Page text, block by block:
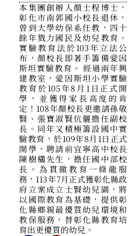
本集團創辦人顏士程博士，
彰化市南郭國小校長退休，
曾到大學幼保系任教，四十
餘年戮力國民及幼兒教育。
實驗教育法於103年立法公
布，顏校長即著手籌備愛因
斯坦實驗教育。 經過兩年興
建教室，愛因斯坦小學實驗
教育於105年8月1日正式開
學，並獲得家長高度的肯
定！108年顏校長更邀請孫敬
賢、張寶淑賢伉儷擔任副校
長。同年又積極籌設國中實
驗教育，於109年8月1日正式
開學，聘請前宜寧高中校長
陳樹欉先生，擔任國中部校
長。為貫徹教育一條龍服
務，113年7月正式獲彰化縣政
府立案成立士賢幼兒園，將
以國際教育為基礎，提供彰
化縣鄉親最優質幼兒環境和
教保服務，替彰化縣教育培
育出更優質的幼兒。